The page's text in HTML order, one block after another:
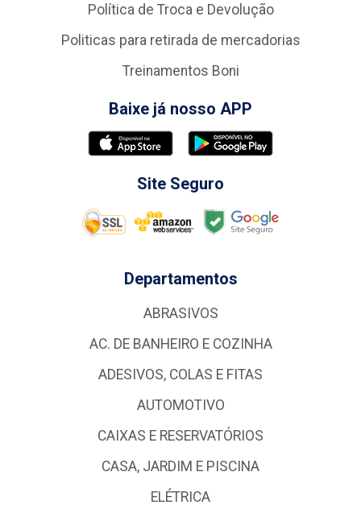
Política de Troca e Devolução
Politicas para retirada de mercadorias
Treinamentos Boni
Baixe já nosso APP
Site Seguro
Departamentos
ABRASIVOS
AC. DE BANHEIRO E COZINHA
ADESIVOS, COLAS E FITAS
AUTOMOTIVO
CAIXAS E RESERVATÓRIOS
CASA, JARDIM E PISCINA
ELÉTRICA